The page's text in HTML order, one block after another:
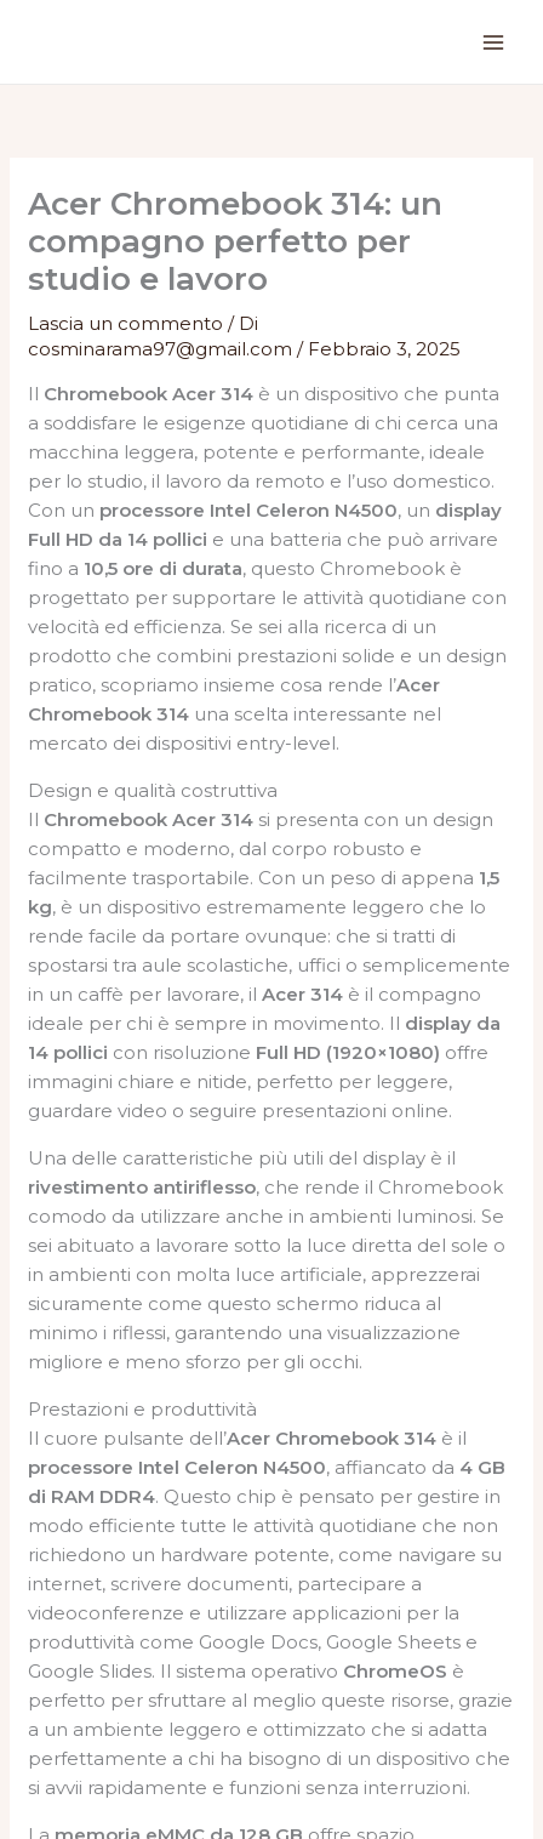
Acer Chromebook 314: un
compagno perfetto per
studio e lavoro
Lascia un commento / Di
cosminarama97@gmail.com/ Febbraio 3, 2025
Il Chromebook Acer 314 è un dispositivo che punta
a soddisfare le esigenze quotidiane di chi cerca una
macchina leggera, potente e performante, ideale
per lo studio, il lavoro da remoto e l’uso domestico.
Con un processore Intel Celeron N4500, un display
Full HD da 14 pollici e una batteria che può arrivare
fino a 10,5 ore di durata, questo Chromebook è
progettato per supportare le attività quotidiane con
velocità ed efficienza. Se sei alla ricerca di un
prodotto che combini prestazioni solide e un design
pratico, scopriamo insieme cosa rende l’Acer
Chromebook 314 una scelta interessante nel
mercato dei dispositivi entry-level.
Design e qualità costruttiva
Il Chromebook Acer 314 si presenta con un design
compatto e moderno, dal corpo robusto e
facilmente trasportabile. Con un peso di appena 1,5
kg, è un dispositivo estremamente leggero che lo
rende facile da portare ovunque: che si tratti di
spostarsi tra aule scolastiche, uffici o semplicemente
in un caffè per lavorare, ilAcer 314 è il compagno
ideale per chi è sempre in movimento. Il display da
14 pollici con risoluzione Full HD (1920×1080) offre
immagini chiare e nitide, perfetto per leggere,
guardare video o seguire presentazioni online.
Una delle caratteristiche più utili del display è il
rivestimento antiriflesso, che rende il Chromebook
comodo da utilizzare anche in ambienti luminosi. Se
sei abituato a lavorare sotto la luce diretta del sole o
in ambienti con molta luce artificiale, apprezzerai
sicuramente come questo schermo riduca al
minimo i riflessi, garantendo una visualizzazione
migliore e meno sforzo per gli occhi.
Prestazioni e produttività
Il cuore pulsante dell’Acer Chromebook 314 è il
processore Intel Celeron N4500, affiancato da 4 GB
di RAM DDR4. Questo chip è pensato per gestire in
modo efficiente tutte le attività quotidiane che non
richiedono un hardware potente, come navigare su
internet, scrivere documenti, partecipare a
videoconferenze e utilizzare applicazioni per la
produttività come Google Docs, Google Sheets e
Google Slides. Il sistema operativo ChromeOS è
perfetto per sfruttare al meglio queste risorse, grazie
a un ambiente leggero e ottimizzato che si adatta
perfettamente a chi ha bisogno di un dispositivo che
si avvii rapidamente e funzioni senza interruzioni.
La memoria eMMC da 128 GB offre spazio